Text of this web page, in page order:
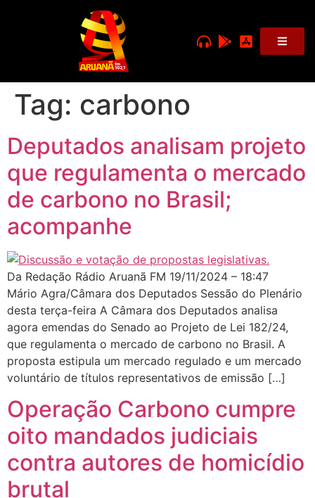
Tag: carbono
Deputados analisam projeto
que regulamenta o mercado
de carbono no Brasil;
acompanhe
Da Redação Rádio Aruanã FM 19/11/2024 – 18:47
Mário Agra/Câmara dos Deputados Sessão do Plenário
desta terça-feira A Câmara dos Deputados analisa
agora emendas do Senado ao Projeto de Lei 182/24,
que regulamenta o mercado de carbono no Brasil. A
proposta estipula um mercado regulado e um mercado
voluntário de títulos representativos de emissão […]
Operação Carbono cumpre
oito mandados judiciais
contra autores de homicídio
brutal